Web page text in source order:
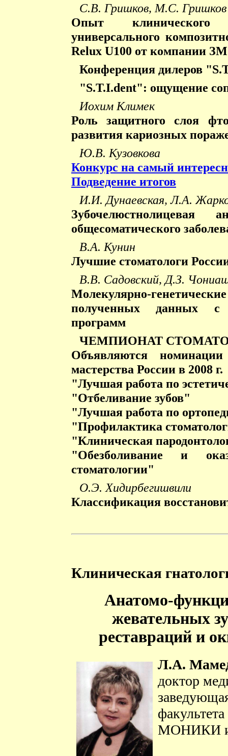
С.В. Гришков, М.С. Гришков
Опыт клинического
универсального
Relux U100 от компании
Конференция дилеров
"S.T.I.dent": ощущение
Иохим Климек
Роль защитного слоя
развития кариозных
Ю.В. Кузовкова
Конкурс на самый
Подведение итогов
И.И. Дунаевская, Л.А.
общесоматического
В.А. Кунин
Лучшие стоматологи
В.В. Садовский, Д.З.
Молекулярно-
полученных данных с
программ
ЧЕМПИОНАТ
Объявляются номинации
мастерства России в 2008 г.
"Лучшая работа по
"Отбеливание зубов"
"Лучшая работа по
"Профилактика
"Клиническая
"Обезболивание и
стоматологии"
О.Э. Хидирбегишвили
Классификация
Клиническая
Анатомо-
жевательных
реставраций и
Л.А.
доктор
МОНИКИ